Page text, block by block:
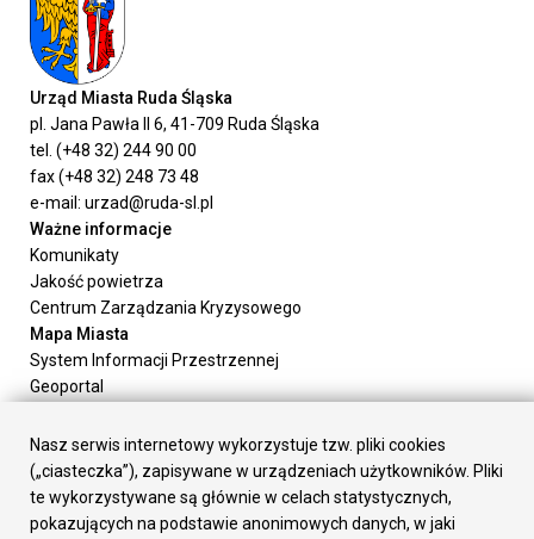
Urząd Miasta Ruda Śląska
pl. Jana Pawła II 6, 41-709 Ruda Śląska
tel. (+48 32) 244 90 00
fax (+48 32) 248 73 48
e-mail: urzad@ruda-sl.pl
Ważne informacje
Komunikaty
Jakość powietrza
Centrum Zarządzania Kryzysowego
Mapa Miasta
System Informacji Przestrzennej
Geoportal
Załatw sprawę
Prezydent Miasta
Rada Miasta
Wydziały
Nasz serwis internetowy wykorzystuje tzw. pliki cookies
(„ciasteczka”), zapisywane w urządzeniach użytkowników. Pliki
te wykorzystywane są głównie w celach statystycznych,
pokazujących na podstawie anonimowych danych, w jaki